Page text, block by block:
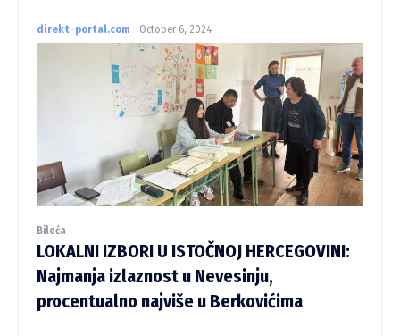
direkt-portal.com - October 6, 2024
Bileća
LOKALNI IZBORI U ISTOČNOJ HERCEGOVINI:
Najmanja izlaznost u Nevesinju,
procentualno najviše u Berkovićima